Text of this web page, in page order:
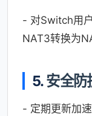
- 对Switch用
NAT3转换为
5.安全防
- 定期更新加